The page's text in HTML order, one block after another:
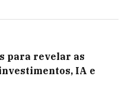
para revelar as
IA e